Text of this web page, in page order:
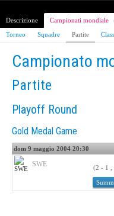
Descrizione Campionati mondiale ›
Torneo
Squadre Partite
Campionato
Partite
Playoff Round
Gold Medal Game
dom 9 maggio 2004 20:30
SWE (2 - 1 ,